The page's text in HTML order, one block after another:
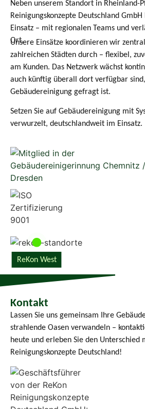
ReKon West
Neben unserem Standort in Rheinland-
Reinigungskonzepte Deutschland
Einsatz – mit regionalen Teams und
Ort.
Unsere Einsätze koordinieren wir
zahlreichen Städten durch – flexibel,
am Kunden. Das Netzwerk wächst
auch künftig überall dort verfügbar
Gebäudereinigung gefragt ist.
Setzen Sie auf Gebäudereinigung mit
verwurzelt, deutschlandweit im Einsatz.
Kontakt
Lassen Sie uns gemeinsam Ihre
strahlende Oasen verwandeln –
heute und erleben Sie den Unterschied
Reinigungskonzepte Deutschland!